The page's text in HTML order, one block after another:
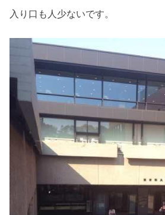
入り口も人少ないです。